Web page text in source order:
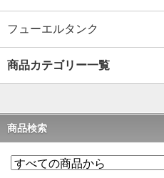
フューエルタンク
商品カテゴリー一覧
商品検索